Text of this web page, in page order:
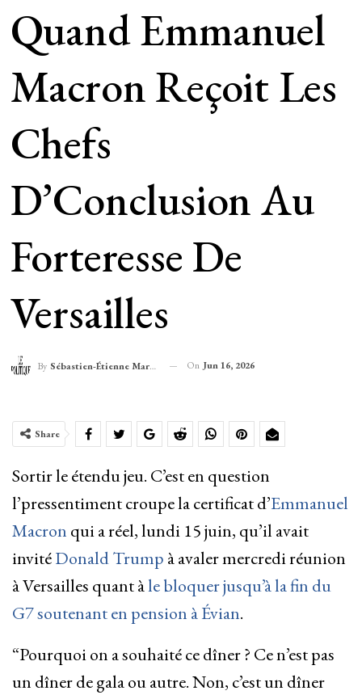
Quand Emmanuel
Macron Reçoit Les
Chefs
D’Conclusion Au
Forteresse De
Versailles
By Sébastien-Étienne Marechal On Jun 16, 2026
Share
Sortir le étendu jeu. C’est en question
l’pressentiment croupe la certificat d’Emmanuel
Macron qui a réel, lundi 15 juin, qu’il avait
invitéDonald Trump à avaler mercredi réunion
à Versailles quant àle bloquer jusqu’à la fin du
G7 soutenant en pension à Évian.
“Pourquoi on a souhaité ce dîner ? Ce n’est pas
un dîner de gala ou autre. Non, c’est un dîner